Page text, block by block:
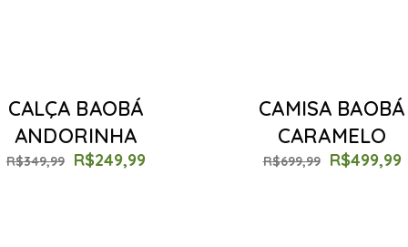
CALÇA BAOBÁ
ANDORINHA
R$349,99 R$249,99
CAMISA BAOBÁ
CARAMELO
R$699,99 R$499,99